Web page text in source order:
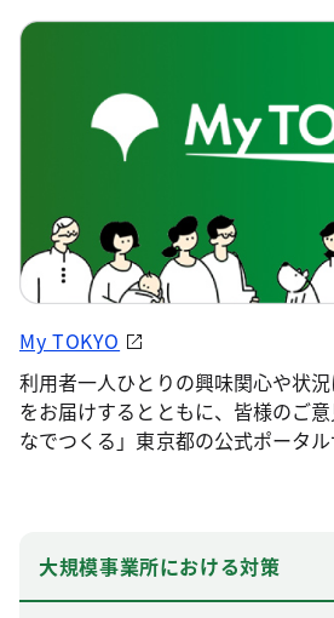
My TOKYO
利用者一人ひとりの興味関心や状
をお届けするとともに、皆様のご
なでつくる」東京都の公式ポータル
大規模事業所における対策